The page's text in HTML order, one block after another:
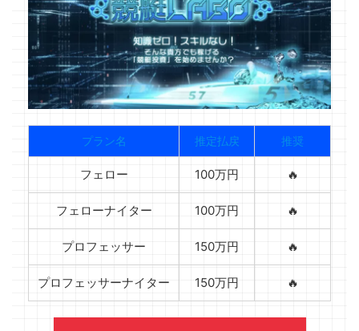
プラン名 推定払戻 推奨
フェロー 100万円 🔥
フェローナイター 100万円 🔥
プロフェッサー 150万円 🔥
プロフェッサーナイター 150万円 🔥